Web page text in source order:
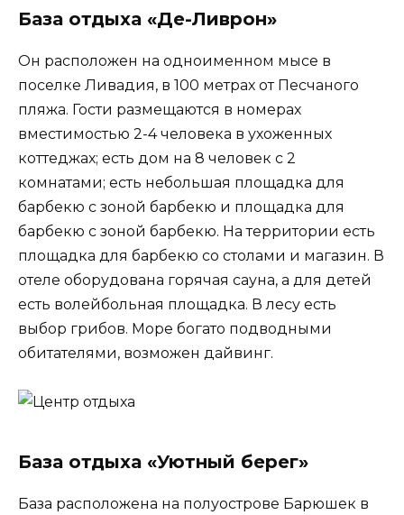
База отдыха «Де-Ливрон»
Он расположен на одноименном мысе в
поселке Ливадия, в 100 метрах от Песчаного
пляжа. Гости размещаются в номерах
вместимостью 2-4 человека в ухоженных
коттеджах; есть дом на 8 человек с 2
комнатами; есть небольшая площадка для
барбекю с зоной барбекю и площадка для
барбекю с зоной барбекю. На территории есть
площадка для барбекю со столами и магазин. В
отеле оборудована горячая сауна, а для детей
есть волейбольная площадка. В лесу есть
выбор грибов. Море богато подводными
обитателями, возможен дайвинг.
База отдыха «Уютный берег»
База расположена на полуострове Барюшек в